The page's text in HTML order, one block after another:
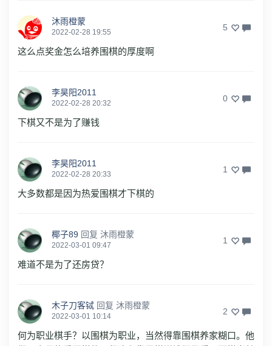
沐雨橙蒙
2022-02-28 19:55 5
这么点奖金怎么培养围棋的厚度啊
李昊阳2011
2022-02-28 20:32 0
下棋又不是为了赚钱
李昊阳2011
2022-02-28 20:33 1
大多数都是因为热爱围棋才下棋的
椰子89 回复 沐雨橙蒙
2022-03-01 09:47 1
难道不是为了还房贷？
木子刀客铽 回复 沐雨橙蒙
2022-03-01 10:14 2
何为职业棋手？以围棋为职业，当然得靠围棋养家糊口。他